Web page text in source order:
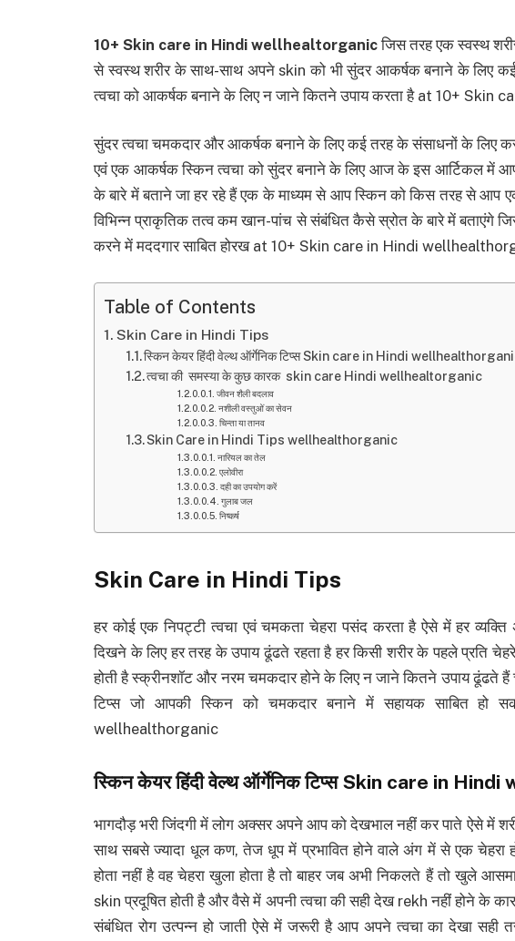
10+ Skin care in Hindi wellhealtorganicजिस तरह एक स्वस्थ
से स्वस्थ शरीर के साथ-साथ अपने skin को भी सुंदर आकर्षक बनाने के लिए कई
त्वचा को आकर्षक बनाने के लिए न जाने कितने उपाय करता है at 10+
सुंदर त्वचा चमकदार और आकर्षक बनाने के लिए कई तरह के संसाधनों के लिए
एवं एक आकर्षक स्किन त्वचा को सुंदर बनाने के लिए आज के इस आर्टिकल में
के बारे में बताने जा हर रहे हैं एक के माध्यम से आप स्किन को किस तरह से आप
विभिन्न प्राकृतिक तत्व कम खान-पांच से संबंधित कैसे स्रोत के बारे में बताएंगे
करने में मददगार साबित होरख at 10+ Skin care in Hindi
Table of Contents
Skin Care in Hindi Tips
स्किन केयर हिंदी वेल्थ ऑर्गेनिक टिप्स Skin care in Hindi
त्वचा की समस्या के कुछ कारक skin care Hindi wellhealtorganic
जीवन शैली बदलाव
नशीली वस्तुओं का सेवन
चिन्ता या तानव
Skin Care in Hindi Tips wellhealthorganic
नारियल का तेल
एलोवीरा
दही का उपयोग करें
गुलाब जल
निष्कर्ष
Skin Care in Hindi Tips
हर कोई एक निपट्टी त्वचा एवं चमकता चेहरा पसंद करता है ऐसे में हर
दिखने के लिए हर तरह के उपाय ढूंढते रहता है हर किसी शरीर के पहले प्रति
होती है स्क्रीनशॉट और नरम चमकदार होने के लिए न जाने कितने उपाय ढूंढते
टिप्स जो आपकी स्किन को चमकदार बनाने में सहायक साबित
wellhealthorganic
स्किन केयर हिंदी वेल्थ ऑर्गेनिक टिप्स Skin care in
भागदौड़ भरी जिंदगी में लोग अक्सर अपने आप को देखभाल नहीं कर पाते ऐसे में
साथ सबसे ज्यादा धूल कण, तेज धूप में प्रभावित होने वाले अंग में से एक चेहरा
होता नहीं है वह चेहरा खुला होता है तो बाहर जब अभी निकलते हैं तो खुले
skin प्रदूषित होती है और वैसे में अपनी त्वचा की सही देख rekh नहीं होने के
संबंधित रोग उत्पन्न हो जाती ऐसे में जरूरी है आप अपने त्वचा का देखा